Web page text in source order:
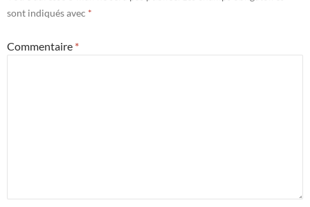
sont indiqués avec *
Commentaire *